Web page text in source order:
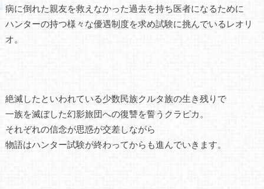
病に倒れた親友を救えなかった過去を持ち医者になるために
ハンターの持つ様々な優遇制度を求め試験に挑んでいるレオリ
オ。
絶滅したといわれている少数民族クルタ族の生き残りで
一族を滅ぼした幻影旅団への復讐を誓うクラピカ。
それぞれの信念が思惑が交差しながら
物語はハンター試験が終わってからも進んでいきます。